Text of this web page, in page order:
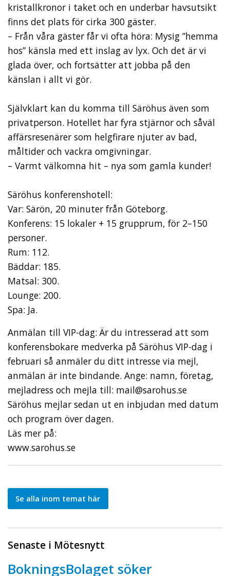
kristallkronor i taket och en underbar havs­utsikt
finns det plats för cirka 300 gäster.
– Från våra gäster får vi ofta höra: Mysig ”hemma
hos” känsla med ett inslag av lyx. Och det är vi
glada över, och fortsätter att jobba på den
känslan i allt vi gör.
Självklart kan du komma till Säröhus även som
privatperson. Hotellet har fyra stjär­nor och såväl
affärsresenärer som helgfirare njuter av bad,
måltider och vackra omgiv­ningar.
– Varmt välkomna hit – nya som gamla kunder!
Säröhus konferenshotell:
Var: Särön, 20 minuter från Göteborg.
Konferens: 15 lokaler + 15 grupprum, för 2–150
personer.
Rum: 112.
Bäddar: 185.
Matsal: 300.
Lounge: 200.
Spa: Ja.
Anmälan till VIP-dag: Är du intresserad att som
konferensbokare medverka på Säröhus VIP-dag i
februari så anmäler du ditt intresse via mejl,
anmälan är inte bindande. Ange: namn, företag,
mejl­adress och mejla till: mail@sarohus.se
Säröhus mejlar sedan ut en inbjudan med datum
och program över dagen.
Läs mer på:
www.sarohus.se
Se alla inom temat här
Senaste i Mötesnytt
BokningsBolaget söker